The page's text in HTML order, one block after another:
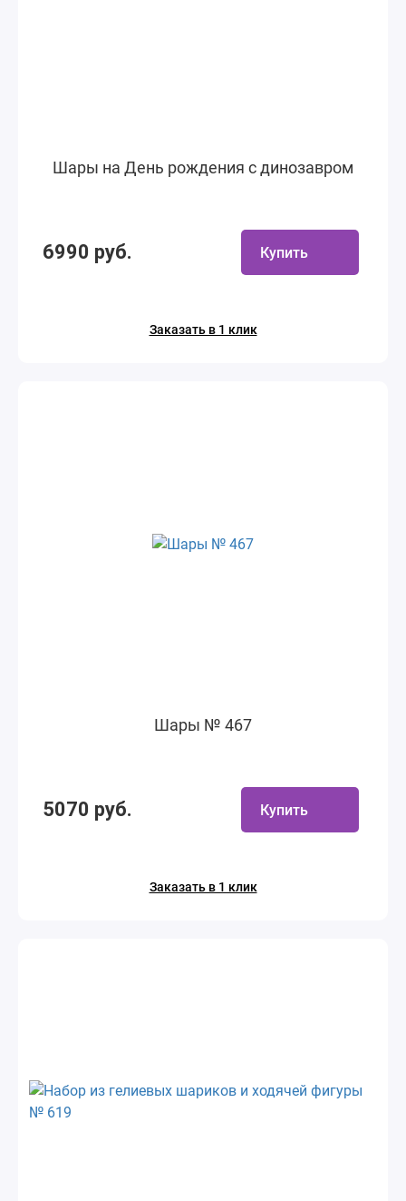
Шары на День рождения с динозавром
6990 руб. Купить
Заказать в 1 клик
Шары № 467
5070 руб. Купить
Заказать в 1 клик